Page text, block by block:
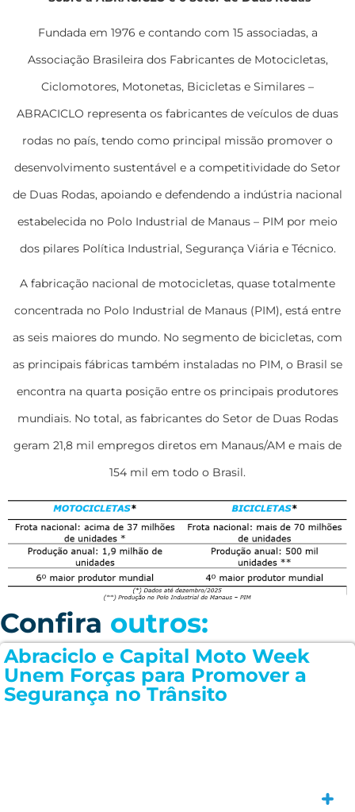
Fundada em 1976 e contando com 15 associadas, a
Associação Brasileira dos Fabricantes de Motocicletas,
Ciclomotores, Motonetas, Bicicletas e Similares –
ABRACICLO representa os fabricantes de veículos de duas
rodas no país, tendo como principal missão promover o
desenvolvimento sustentável e a competitividade do Setor
de Duas Rodas, apoiando e defendendo a indústria nacional
estabelecida no Polo Industrial de Manaus – PIM por meio
dos pilares Política Industrial, Segurança Viária e Técnico.
A fabricação nacional de motocicletas, quase totalmente
concentrada no Polo Industrial de Manaus (PIM), está entre
as seis maiores do mundo. No segmento de bicicletas, com
as principais fábricas também instaladas no PIM, o Brasil se
encontra na quarta posição entre os principais produtores
mundiais. No total, as fabricantes do Setor de Duas Rodas
geram 21,8 mil empregos diretos em Manaus/AM e mais de
154 mil em todo o Brasil.
Confira outros:
Abraciclo e Capital Moto Week
Unem Forças para Promover a
Segurança no Trânsito